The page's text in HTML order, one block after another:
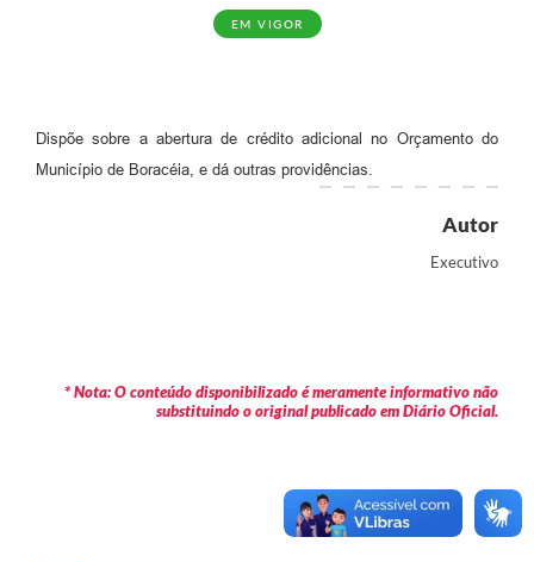
Secretarias
Contas Públicas
EM VIGOR
Dispõe sobre a abertura de crédito adicional no Orçamento do
Município de Boracéia, e dá outras providências.
Autor
Executivo
* Nota: O conteúdo disponibilizado é meramente informativo não
substituindo o original publicado em Diário Oficial.